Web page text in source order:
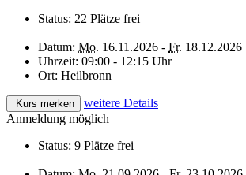
Status: 22 Plätze frei
Datum: Mo. 16.11.2026 - Fr. 18.12.2026
Uhrzeit: 09:00 - 12:15 Uhr
Ort: Heilbronn
Kurs merken
weitere Details
Anmeldung möglich
Status: 9 Plätze frei